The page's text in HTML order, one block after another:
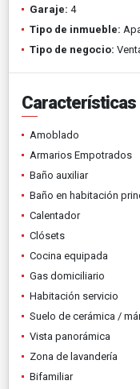
Garaje: 4
Tipo de inmueble:
Tipo de negocio:
Amoblado
Armarios Empotrados
Baño auxiliar
Baño en habitación
Calentador
Clósets
Cocina equipada
Gas domiciliario
Habitación servicio
Suelo de cerámica /
Vista panorámica
Zona de lavandería
Bifamiliar